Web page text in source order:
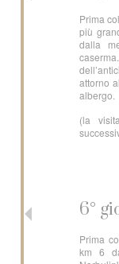
Prima
più
dalla
attorno
albergo.
(la
6°
Prima
km 6